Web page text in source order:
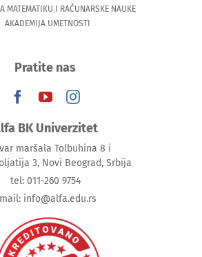
MATEMATIKU I RAČUNARSKE NAUKE
AKADEMIJA UMETNOSTI
Pratite nas
BK Univerzitet
maršala Tolbuhina 8 i
3, Novi Beograd, Srbija
tel: 011-260 9754
info@alfa.edu.rs